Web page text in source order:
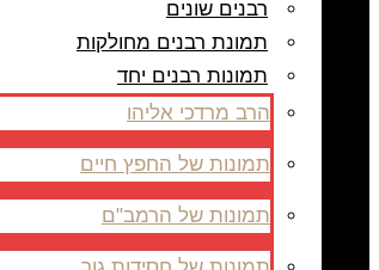
רבנים שונים
תמונת רבנים מחולקות
תמונות רבנים יחד
הרב מרדכי אליהו
תמונות של החפץ חיים
תמונות של הרמב"ם